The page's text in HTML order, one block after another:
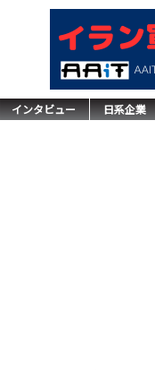
インタビュー 日系企業